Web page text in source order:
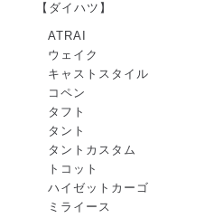
【ダイハツ】
ATRAI
ウェイク
キャストスタイル
コペン
タフト
タント
タントカスタム
トコット
ハイゼットカーゴ
ミライース